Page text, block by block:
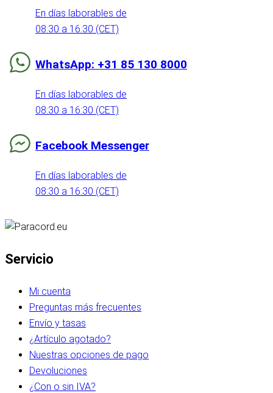
En días laborables de
08:30 a 16:30 (CET)
WhatsApp: +31 85 130 8000
En días laborables de
08:30 a 16:30 (CET)
Facebook Messenger
En días laborables de
08:30 a 16:30 (CET)
Servicio
Mi cuenta
Preguntas más frecuentes
Envío y tasas
¿Artículo agotado?
Nuestras opciones de pago
Devoluciones
¿Con o sin IVA?